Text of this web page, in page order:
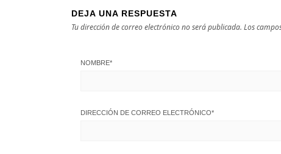
DEJA UNA RESPUESTA
Tu dirección de correo electrónico no será publicada. Los
NOMBRE*
DIRECCIÓN DE CORREO ELECTRÓNICO*